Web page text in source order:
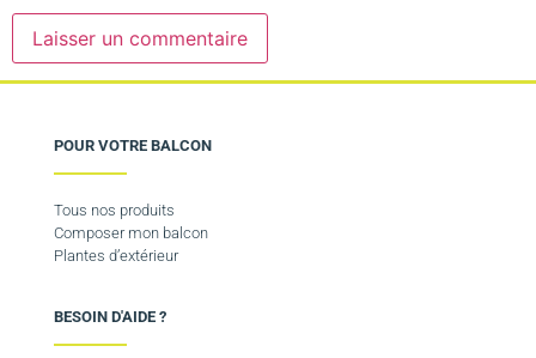
POUR VOTRE BALCON
Tous nos produits
Composer mon balcon
Plantes d’extérieur
BESOIN D'AIDE ?